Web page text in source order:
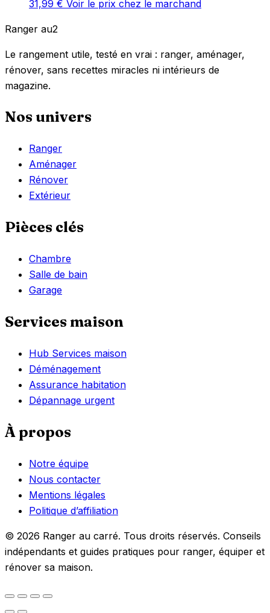
31,99 € Voir le prix chez le marchand
Ranger au2
Le rangement utile, testé en vrai : ranger, aménager,
rénover, sans recettes miracles ni intérieurs de
magazine.
Nos univers
Ranger
Aménager
Rénover
Extérieur
Pièces clés
Chambre
Salle de bain
Garage
Services maison
Hub Services maison
Déménagement
Assurance habitation
Dépannage urgent
À propos
Notre équipe
Nous contacter
Mentions légales
Politique d’affiliation
© 2026 Ranger au carré. Tous droits réservés. Conseils
indépendants et guides pratiques pour ranger, équiper et
rénover sa maison.